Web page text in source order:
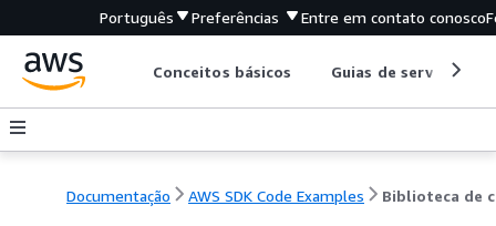
Português Preferências Entre em contato conosco
Conceitos básicos Guias de serviço
Documentação AWS SDK Code Examples